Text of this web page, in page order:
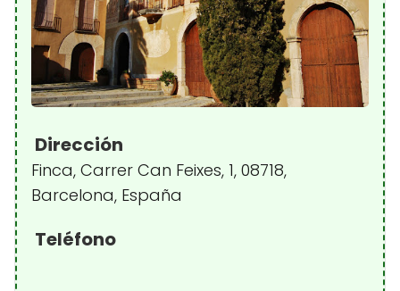
Dirección
Finca, Carrer Can Feixes, 1, 08718,
Barcelona, España
Teléfono